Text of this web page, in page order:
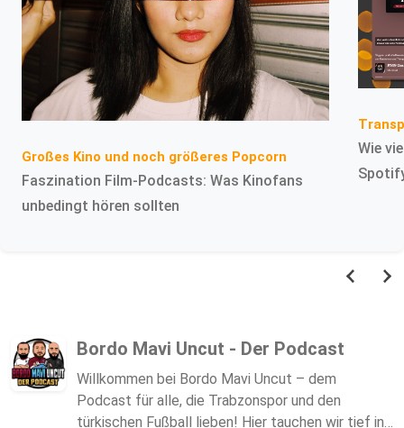
Bordo Mavi Uncut - Der Podcast
Willkommen bei Bordo Mavi Uncut – dem
Podcast für alle, die Trabzonspor und den
türkischen Fußball lieben! Hier tauchen wir tief in
Großes Kino und noch größeres Popcorn
Faszination Film-Podcasts: Was Kinofans
unbedingt hören sollten
Wie